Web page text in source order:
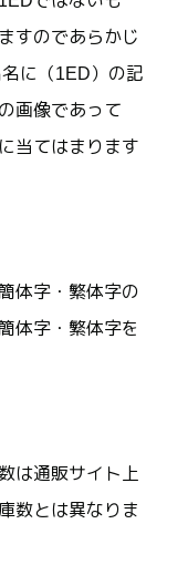
すのであらかじ
に（1ED）の記
画像であって
当てはまります
体字・繁体字の
体字・繁体字を
は通販サイト上
数とは異なりま